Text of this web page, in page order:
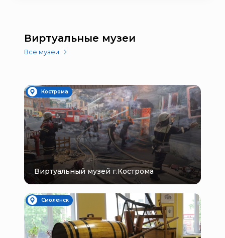
Виртуальные музеи
Все музеи
Кострома
Виртуальный музей г.Кострома
Смоленск